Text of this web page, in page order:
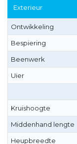
Exterieur
Ontwikkeling
Bespiering
Beenwerk
Uier
Kruishoogte
Middenhand lengte
Heupbreedte